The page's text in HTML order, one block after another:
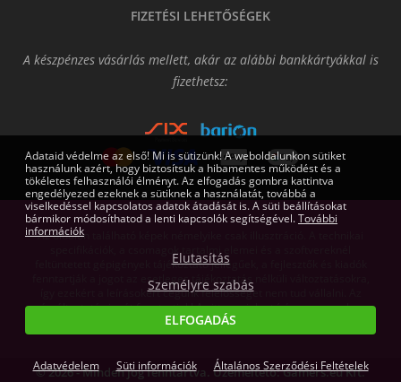
FIZETÉSI LEHETŐSÉGEK
A készpénzes vásárlás mellett, akár az alábbi bankkártyákkal is
fizethetsz:
Az oldalon található képek némelyike csak illusztráció. A technikai
specifikációk, a csomagok tartalmi elemei és a szoftvereknél
feltüntetett gépigények tájékoztató jellegűek, a fejlesztők és kiadók
fenntartják a jogot az esetleges tájékoztatás nélküli változtatásokra,
így ezekért a leírásokért cégünk felelősséget nem tud vállalni. Az
árváltoztatás jogát fenntartjuk! Az itt megjelent írásos anyagok a
Gamers.eu Kft. tulajdonát képezik.
© 2026 - Minden jog fenntartva. Üzemeltető: Gamers.eu Kft.
Adataid védelme az első! Mi is sütizünk! A weboldalunkon sütiket
használunk azért, hogy biztosítsuk a hibamentes működést és a
tökéletes felhasználói élményt. Az elfogadás gombra kattintva
engedélyezed ezeknek a sütiknek a használatát, továbbá a
viselkedéssel kapcsolatos adatok átadását is. A süti beállításokat
bármikor módosíthatod a lenti kapcsolók segítségével.További
információk
Elutasítás
Személyre szabás
ELFOGADÁS
Adatvédelem Süti információk Általános Szerződési Feltételek